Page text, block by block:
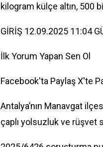
kilogram külçe altın, 500
GİRİŞ 12.09.2025 11:04
İlk Yorum Yapan Sen Ol
Facebook'ta PaylaşX'te
Antalya’nın Manavgat
çaplı yolsuzluk ve rüşvet